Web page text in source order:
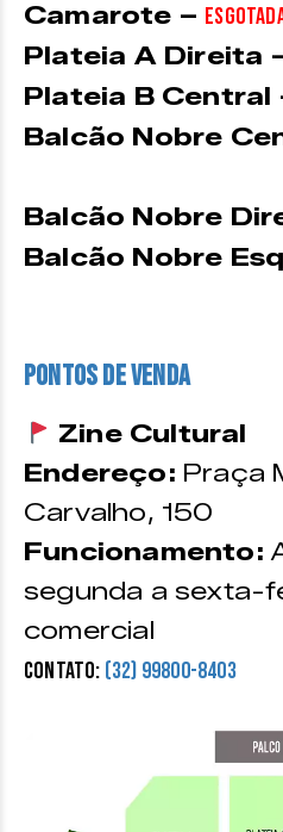
Camarote –
Plateia A Direita
Plateia B Central
Balcão Nobre
Balcão Nobre
Balcão Nobre
PONTOS DE VENDA
Zine Cultural
Endereço: Praça
Carvalho, 150
Funcionamento:
segunda a sexta-
comercial
Contato: (32) 99800-8403